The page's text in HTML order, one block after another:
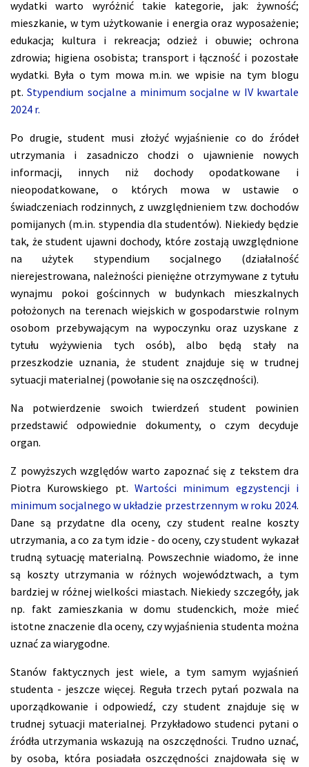
wydatki warto wyróżnić takie kategorie, jak: żywność;
mieszkanie, w tym użytkowanie i energia oraz wyposażenie;
edukacja; kultura i rekreacja; odzież i obuwie; ochrona
zdrowia; higiena osobista; transport i łączność i pozostałe
wydatki. Była o tym mowa m.in. we wpisie na tym blogu
pt.Stypendium socjalne a minimum socjalne w IV kwartale
2024 r.
Po drugie, student musi złożyć wyjaśnienie co do źródeł
utrzymania i zasadniczo chodzi o ujawnienie nowych
informacji, innych niż dochody opodatkowane i
nieopodatkowane, o których mowa w ustawie o
świadczeniach rodzinnych, z uwzględnieniem tzw. dochodów
pomijanych (m.in. stypendia dla studentów). Niekiedy będzie
tak, że student ujawni dochody, które zostają uwzględnione
na użytek stypendium socjalnego (działalność
nierejestrowana, należności pieniężne otrzymywane z tytułu
wynajmu pokoi gościnnych w budynkach mieszkalnych
położonych na terenach wiejskich w gospodarstwie rolnym
osobom przebywającym na wypoczynku oraz uzyskane z
tytułu wyżywienia tych osób), albo będą stały na
przeszkodzie uznania, że student znajduje się w trudnej
sytuacji materialnej (powołanie się na oszczędności).
Na potwierdzenie swoich twierdzeń student powinien
przedstawić odpowiednie dokumenty, o czym decyduje
organ.
Z powyższych względów warto zapoznać się z tekstem dra
Piotra Kurowskiego pt. Wartości minimum egzystencji i
minimum socjalnego w układzie przestrzennym w roku 2024.
Dane są przydatne dla oceny, czy student realne koszty
utrzymania, a co za tym idzie - do oceny, czy student wykazał
trudną sytuację materialną. Powszechnie wiadomo, że inne
są koszty utrzymania w różnych województwach, a tym
bardziej w różnej wielkości miastach. Niekiedy szczegóły, jak
np. fakt zamieszkania w domu studenckich, może mieć
istotne znaczenie dla oceny, czy wyjaśnienia studenta można
uznać za wiarygodne.
Stanów faktycznych jest wiele, a tym samym wyjaśnień
studenta - jeszcze więcej. Reguła trzech pytań pozwala na
uporządkowanie i odpowiedź, czy student znajduje się w
trudnej sytuacji materialnej. Przykładowo studenci pytani o
źródła utrzymania wskazują na oszczędności. Trudno uznać,
by osoba, która posiadała oszczędności znajdowała się w